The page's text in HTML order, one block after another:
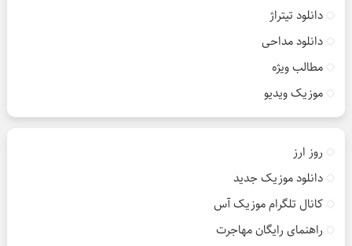
دانلود تیتراژ
دانلود مداحی
مطالب ویژه
موزیک ویدیو
روز ارز
دانلود موزیک جدید
کانال تلگرام موزیک آس
راهنمای رایگان مهاجرت